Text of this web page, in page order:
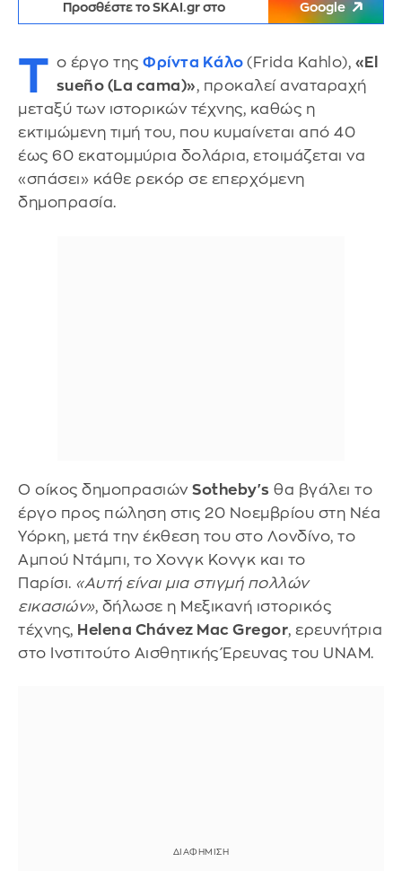
Προσθέστε το SKAI.gr στο Google
Τ ο έργο της Φρίντα Κάλο (Frida Kahlo), «El
sueño (La cama)», προκαλεί αναταραχή
μεταξύ των ιστορικών τέχνης, καθώς η
εκτιμώμενη τιμή του, που κυμαίνεται από 40
έως 60 εκατομμύρια δολάρια, ετοιμάζεται να
«σπάσει» κάθε ρεκόρ σε επερχόμενη
δημοπρασία.
Ο οίκος δημοπρασιών Sotheby's θα βγάλει το
έργο προς πώληση στις 20 Νοεμβρίου στη Νέα
Υόρκη, μετά την έκθεση του στο Λονδίνο, το
Αμπού Ντάμπι, το Χονγκ Κονγκ και το
Παρίσι. «Αυτή είναι μια στιγμή πολλών
εικασιών», δήλωσε η Μεξικανή ιστορικός
τέχνης, Helena Chávez Mac Gregor, ερευνήτρια
στο Ινστιτούτο Αισθητικής Έρευνας του UNAM.